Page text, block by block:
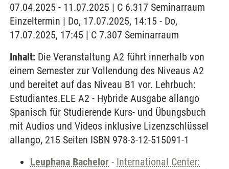
07.04.2025 - 11.07.2025 | C 6.317 Seminarraum
Einzeltermin | Do, 17.07.2025, 14:15 - Do,
17.07.2025, 17:45 | C 7.307 Seminarraum
Inhalt: Die Veranstaltung A2 führt innerhalb von
einem Semester zur Vollendung des Niveaus A2
und bereitet auf das Niveau B1 vor. Lehrbuch:
Estudiantes.ELE A2 - Hybride Ausgabe allango
Spanisch für Studierende Kurs- und Übungsbuch
mit Audios und Videos inklusive Lizenzschlüssel
allango, 215 Seiten ISBN 978-3-12-515091-1
Leuphana Bachelor - International Center: